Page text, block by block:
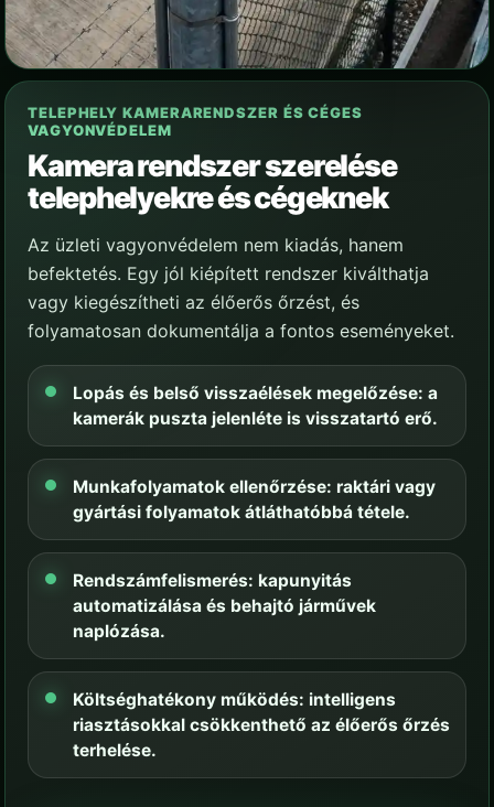
TELEPHELY KAMERARENDSZER ÉS CÉGES
VAGYONVÉDELEM
Kamera rendszer szerelése
telephelyekre és cégeknek
Az üzleti vagyonvédelem nem kiadás, hanem
befektetés. Egy jól kiépített rendszer kiválthatja
vagy kiegészítheti az élőerős őrzést, és
folyamatosan dokumentálja a fontos eseményeket.
Lopás és belső visszaélések megelőzése: a
kamerák puszta jelenléte is visszatartó erő.
Munkafolyamatok ellenőrzése: raktári vagy
gyártási folyamatok átláthatóbbá tétele.
Rendszámfelismerés: kapunyitás
automatizálása és behajtó járművek
naplózása.
Költséghatékony működés: intelligens
riasztásokkal csökkenthető az élőerős őrzés
terhelése.